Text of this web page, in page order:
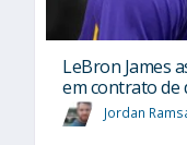
LeBron James
em contrato de
Jordan